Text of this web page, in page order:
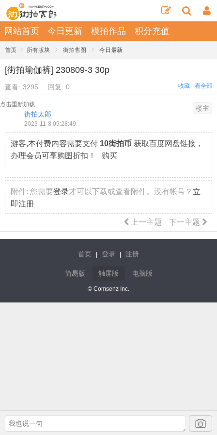
网站首页 今日更新 模拍作品 积分充值
首页 › 所有版块 › 街拍售图 › 今日最新
[街拍瑜伽裤] 230809-3 30p
查看: 3295 回复: 0 看全部
收藏
点击重新加载
街拍太郎
2023-11-8 09:28:49
楼主
游客,本付费内容需要支付 10街拍币 获取百度网盘链接，
办理会员可享购图折扣！ 购买
附件: 您需要登录才可以下载或查看附件。没有帐号？ 立
即注册
下一主题
上一主题
首页 登录 注册
简易版 触屏版 电脑版
© Comsenz Inc.